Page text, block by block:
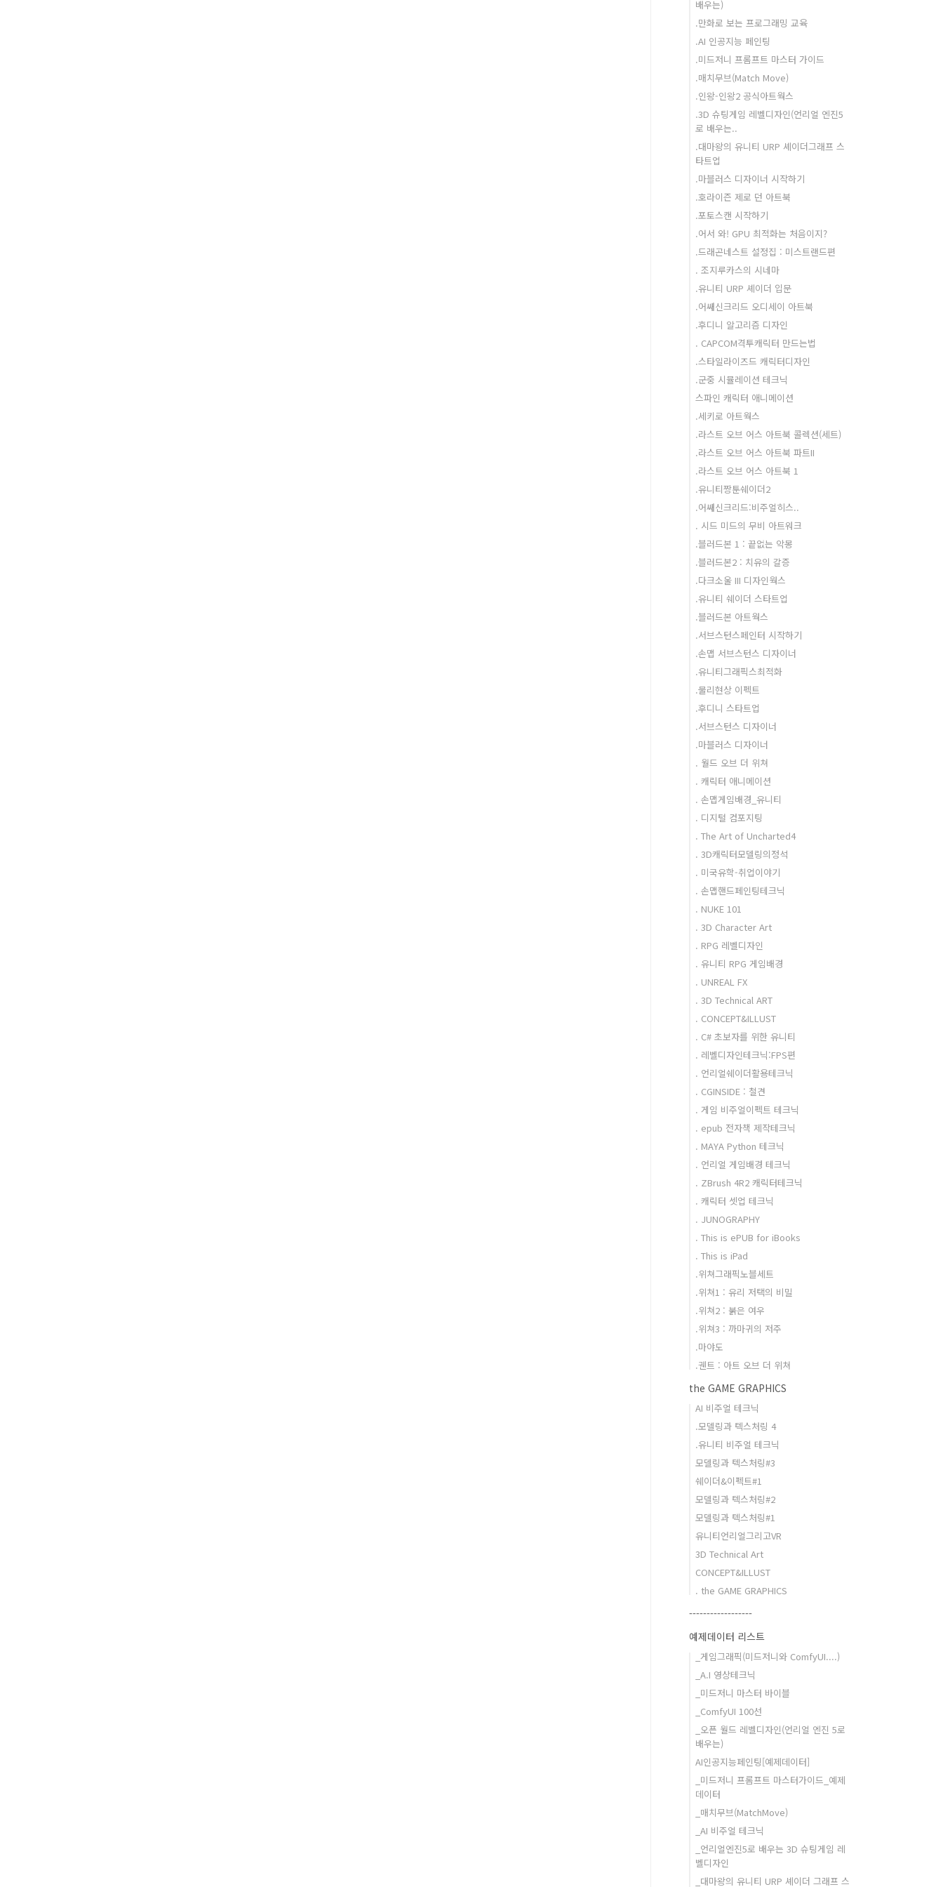
배우는)
.만화로 보는 프로그래밍 교육
.AI 인공지능 페인팅
.미드저니 프롬프트 마스터 가이드
.매치무브(Match Move)
.인왕-인왕2 공식아트웍스
.3D 슈팅게임 레벨디자인(언리얼 엔진5
로 배우는..
.대마왕의 유니티 URP 셰이더그래프 스
타트업
.마블러스 디자이너 시작하기
.호라이즌 제로 던 아트북
.포토스캔 시작하기
.어서 와! GPU 최적화는 처음이지?
.드래곤네스트 설정집 : 미스트랜드편
. 조지루카스의 시네마
.유니티 URP 셰이더 입문
.어쌔신크리드 오디세이 아트북
.후디니 알고리즘 디자인
. CAPCOM격투캐릭터 만드는법
.스타일라이즈드 캐릭터디자인
.군중 시뮬레이션 테크닉
스파인 캐릭터 애니메이션
.세키로 아트웍스
.라스트 오브 어스 아트북 콜렉션(세트)
.라스트 오브 어스 아트북 파트II
.라스트 오브 어스 아트북 1
.유니티짱툰쉐이더2
.어쌔신크리드:비주얼히스..
. 시드 미드의 무비 아트워크
.블러드본 1 : 끝없는 악몽
.블러드본2 : 치유의 갈증
.다크소울 III 디자인웍스
.유니티 쉐이더 스타트업
.블러드본 아트웍스
.서브스턴스페인터 시작하기
.손맵 서브스턴스 디자이너
.유니티그래픽스최적화
.물리현상 이펙트
.후디니 스타트업
.서브스턴스 디자이너
.마블러스 디자이너
. 월드 오브 더 위쳐
. 캐릭터 애니메이션
. 손맵게임배경_유니티
. 디지털 컴포지팅
. The Art of Uncharted4
. 3D캐릭터모델링의정석
. 미국유학-취업이야기
. 손맵핸드페인팅테크닉
. NUKE 101
. 3D Character Art
. RPG 레벨디자인
. 유니티 RPG 게임배경
. UNREAL FX
. 3D Technical ART
. CONCEPT&ILLUST
. C# 초보자를 위한 유니티
. 레벨디자인테크닉:FPS편
. 언리얼쉐이더활용테크닉
. CGINSIDE : 철견
. 게임 비주얼이펙트 테크닉
. epub 전자책 제작테크닉
. MAYA Python 테크닉
. 언리얼 게임배경 테크닉
. ZBrush 4R2 캐릭터테크닉
. 캐릭터 셋업 테크닉
. JUNOGRAPHY
. This is ePUB for iBooks
. This is iPad
.위쳐그래픽노블세트
.위쳐1 : 유리 저택의 비밀
.위쳐2 : 붉은 여우
.위쳐3 : 까마귀의 저주
.마야도
.궨트 : 아트 오브 더 위쳐
the GAME GRAPHICS
AI 비주얼 테크닉
.모델링과 텍스처링 4
.유니티 비주얼 테크닉
모델링과 텍스처링#3
쉐이더&이펙트#1
모델링과 텍스처링#2
모델링과 텍스처링#1
유니티언리얼그리고VR
3D Technical Art
CONCEPT&ILLUST
. the GAME GRAPHICS
------------------
예제데이터 리스트
_게임그래픽(미드저니와 ComfyUI....)
_A.I 영상테크닉
_미드저니 마스터 바이블
_ComfyUI 100선
_오픈 월드 레벨디자인(언리얼 엔진 5로
배우는)
AI인공지능페인팅[예제데이터]
_미드저니 프롬프트 마스터가이드_예제
데이터
_매치무브(MatchMove)
_AI 비주얼 테크닉
_언리얼엔진5로 배우는 3D 슈팅게임 레
벨디자인
_대마왕의 유니티 URP 셰이더 그래프 스